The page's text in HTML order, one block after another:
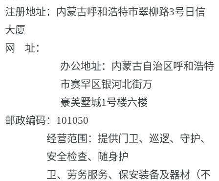
注册地址： 内蒙古呼和浩特市翠柳路3号日信
大厦
网
址：
办公地址： 内蒙古自治区呼和浩特
市赛罕区银河北街万
豪美墅城1号楼六楼
邮政编码： 101050
经营范围： 提供门卫、巡逻、守护、
安全检查、随身护
卫、劳务服务、保安装备及器材（不